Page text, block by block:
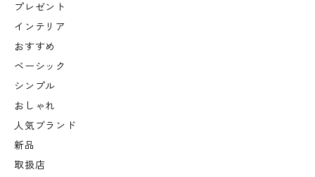
プレゼント
インテリア
おすすめ
ベーシック
シンプル
おしゃれ
人気ブランド
新品
取扱店